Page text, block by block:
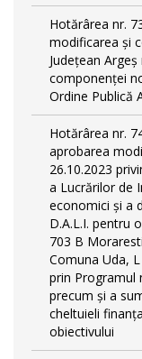
Hotărârea nr.
modificarea și
Județean
componenței
Ordine Publică
Hotărârea nr.
aprobarea
26.10.2023
a Lucrărilor de
economici și a
D.A.L.I. pentru
703 B
Comuna Uda,
prin Programul
precum și a
cheltuieli
obiectivului